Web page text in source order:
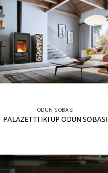
ODUN SOBASI
PALAZETTI IKI UP ODUN SOBASI